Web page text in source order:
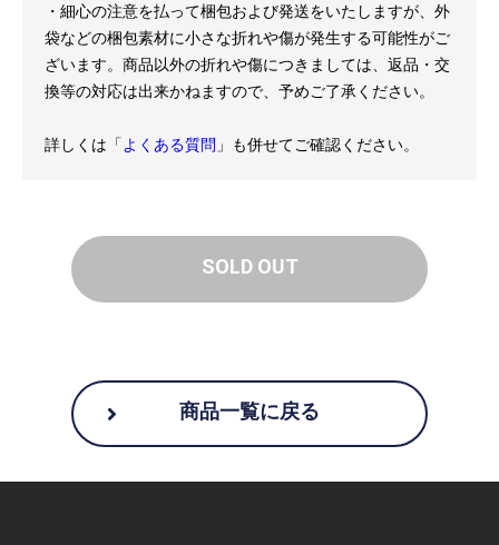
・細心の注意を払って梱包および発送をいたしますが、外
袋などの梱包素材に小さな折れや傷が発生する可能性がご
ざいます。商品以外の折れや傷につきましては、返品・交
換等の対応は出来かねますので、予めご了承ください。
詳しくは「よくある質問 」も併せてご確認ください。
SOLD OUT
商品一覧に戻る